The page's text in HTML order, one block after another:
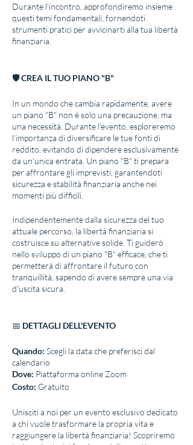
Durante l'incontro, approfondiremo insieme
questi temi fondamentali, fornendoti
strumenti pratici per avvicinarti alla tua libertà
finanziaria.
🛡 CREA IL TUO PIANO "B"
In un mondo che cambia rapidamente, avere
un piano "B" non è solo una precauzione, ma
una necessità. Durante l'evento, esploreremo
l'importanza di diversificare le tue fonti di
reddito, evitando di dipendere esclusivamente
da un'unica entrata. Un piano "B" ti prepara
per affrontare gli imprevisti, garantendoti
sicurezza e stabilità finanziaria anche nei
momenti più difficili.
Indipendentemente dalla sicurezza del tuo
attuale percorso, la libertà finanziaria si
costruisce su alternative solide. Ti guiderò
nello sviluppo di un piano "B" efficace, che ti
permetterà di affrontare il futuro con
tranquillità, sapendo di avere sempre una via
d'uscita sicura.
📅 DETTAGLI DELL'EVENTO
Quando: Scegli la data che preferisci dal
calendario
Dove: Piattaforma online Zoom
Costo: Gratuito
Unisciti a noi per un evento esclusivo dedicato
a chi vuole trasformare la propria vita e
raggiungere la libertà finanziaria! Scopriremo